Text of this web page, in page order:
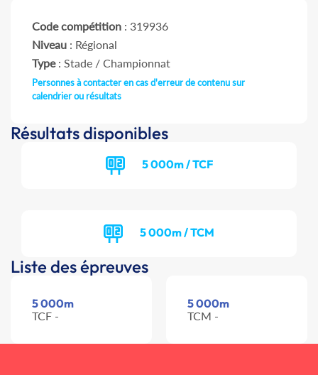
Code compétition : 319936
Niveau : Régional
Type: Stade / Championnat
Personnes à contacter en cas d'erreur de contenu sur
calendrier ou résultats
Résultats disponibles
5 000m / TCF
5 000m / TCM
Liste des épreuves
5 000m
TCF -
5 000m
TCM -